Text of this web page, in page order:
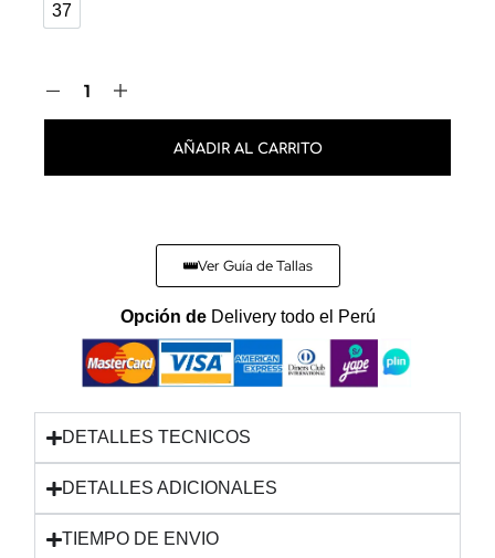
37
37
AÑADIR AL CARRITO
Ver Guía de Tallas
Opción de Delivery todo el Perú
DETALLES TECNICOS
DETALLES ADICIONALES
TIEMPO DE ENVIO